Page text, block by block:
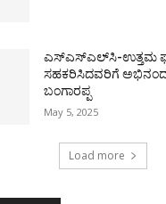
ಎಸ್‌ಎಸ್‌ಎಲ್‌ಸಿ-ಉತ್ತಮ
ಸಹಕರಿಸಿದವರಿಗೆ
ಬಂಗಾರಪ್ಪ
May 5, 2025
Load more